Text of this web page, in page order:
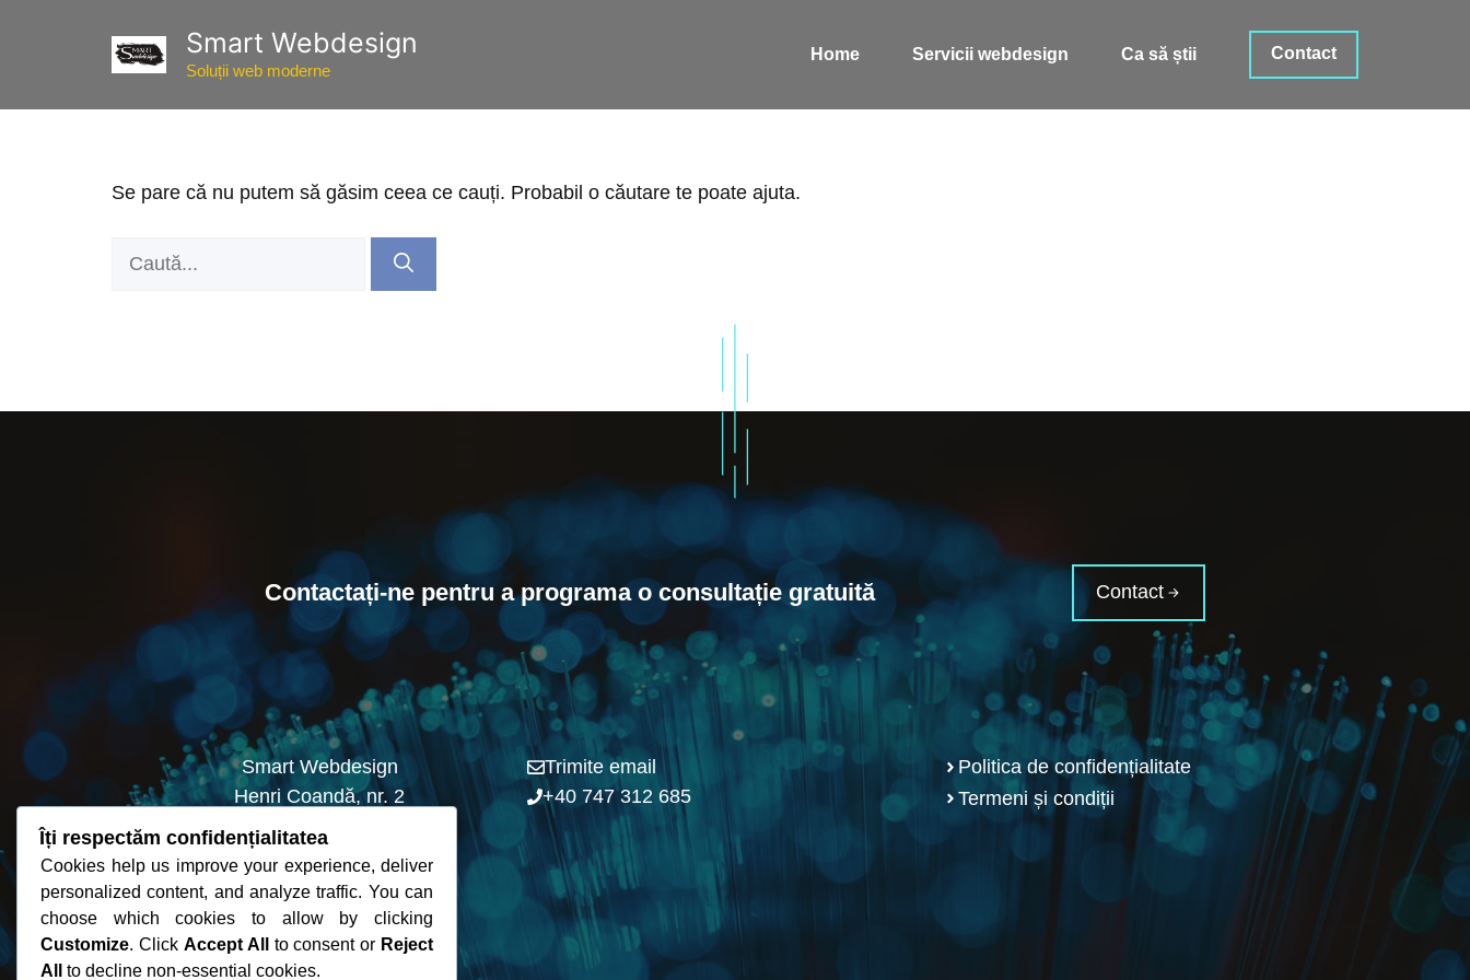
Smart Webdesign
Soluții web moderne
Home Servicii webdesign Ca să știi Contact
Se pare că nu putem să găsim ceea ce cauți. Probabil o căutare te poate ajuta.
Contactați-ne pentru a programa o consultație gratuită Contact
Smart Webdesign
Henri Coandă, nr. 2
Smârdan, Galați
Trimite email
+40 747 312 685
Politica de confidențialitate
Termeni și condiții
Îți respectăm confidențialitatea
Cookies help us improve your experience, deliver
personalized content, and analyze traffic. You can
choose which cookies to allow by clicking
Customize. Click Accept All to consent or Reject
All
to decline non-essential cookies.